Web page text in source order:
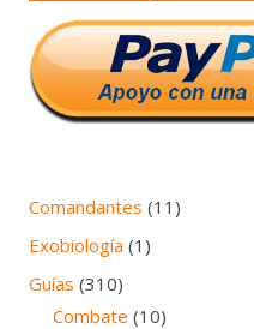
Comandantes (11)
Exobiología (1)
Guías (310)
Combate (10)